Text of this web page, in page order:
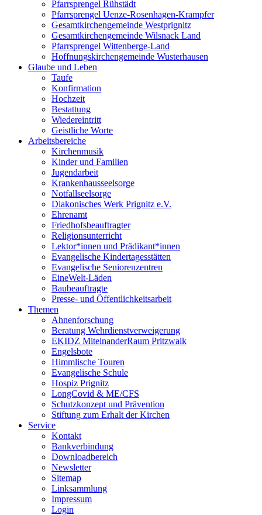
Pfarrsprengel Rühstädt
Pfarrsprengel Uenze-Rosenhagen-Krampfer
Gesamtkirchengemeinde Westprignitz
Gesamtkirchengemeinde Wilsnack Land
Pfarrsprengel Wittenberge-Land
Hoffnungskirchengemeinde Wusterhausen
Glaube und Leben
Taufe
Konfirmation
Hochzeit
Bestattung
Wiedereintritt
Geistliche Worte
Arbeitsbereiche
Kirchenmusik
Kinder und Familien
Jugendarbeit
Krankenhausseelsorge
Notfallseelsorge
Diakonisches Werk Prignitz e.V.
Ehrenamt
Friedhofsbeauftragter
Religionsunterricht
Lektor*innen und Prädikant*innen
Evangelische Kindertagesstätten
Evangelische Seniorenzentren
EineWelt-Läden
Baubeauftragte
Presse- und Öffentlichkeitsarbeit
Themen
Ahnenforschung
Beratung Wehrdienstverweigerung
EKIDZ MiteinanderRaum Pritzwalk
Engelsbote
Himmlische Touren
Evangelische Schule
Hospiz Prignitz
LongCovid & ME/CFS
Schutzkonzept und Prävention
Stiftung zum Erhalt der Kirchen
Service
Kontakt
Bankverbindung
Downloadbereich
Newsletter
Sitemap
Linksammlung
Impressum
Login